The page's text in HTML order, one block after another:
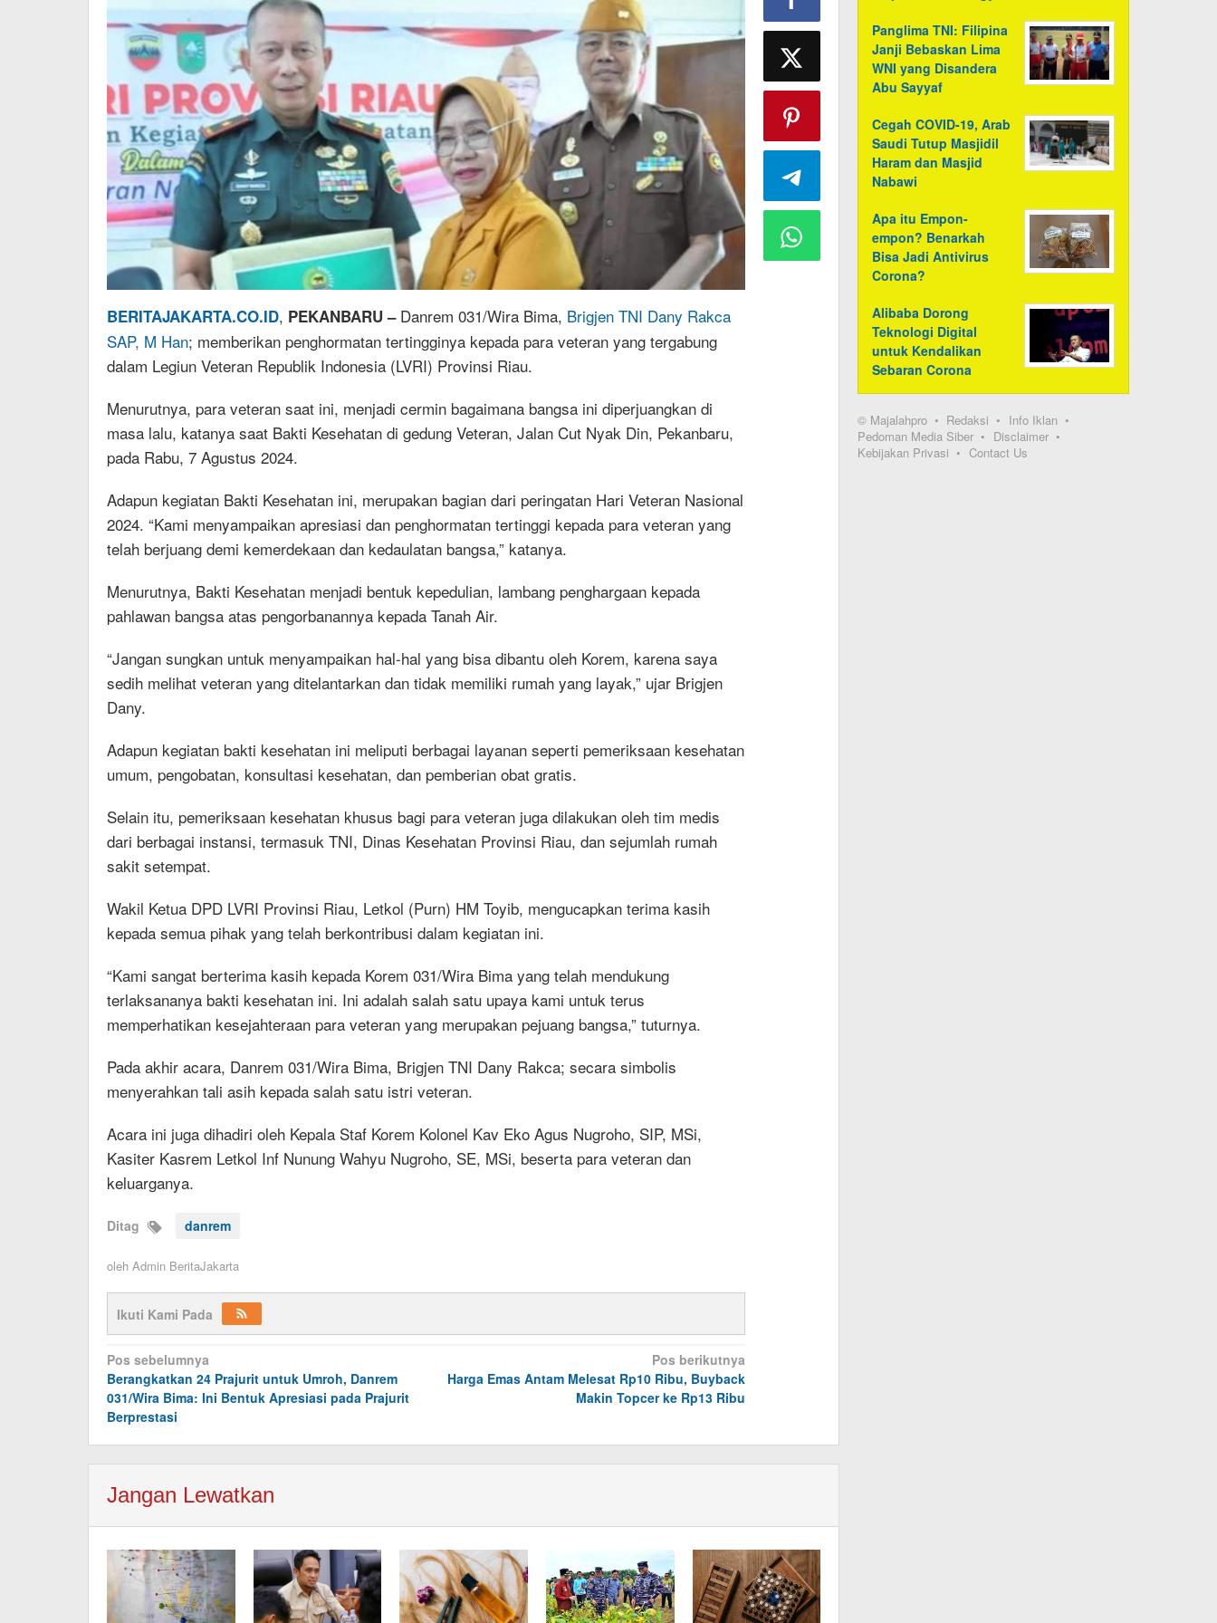
BERITAJAKARTA.CO.ID, PEKANBARU –Danrem 031/Wira Bima, Brigjen TNI Dany Rakca
SAP, M Han; memberikan penghormatan tertingginya kepada para veteran yang tergabung
dalam Legiun Veteran Republik Indonesia (LVRI) Provinsi Riau.
Menurutnya, para veteran saat ini, menjadi cermin bagaimana bangsa ini diperjuangkan di
masa lalu, katanya saat Bakti Kesehatan di gedung Veteran, Jalan Cut Nyak Din, Pekanbaru,
pada Rabu, 7 Agustus 2024.
Adapun kegiatan Bakti Kesehatan ini, merupakan bagian dari peringatan Hari Veteran Nasional
2024. “Kami menyampaikan apresiasi dan penghormatan tertinggi kepada para veteran yang
telah berjuang demi kemerdekaan dan kedaulatan bangsa,” katanya.
Menurutnya, Bakti Kesehatan menjadi bentuk kepedulian, lambang penghargaan kepada
pahlawan bangsa atas pengorbanannya kepada Tanah Air.
“Jangan sungkan untuk menyampaikan hal-hal yang bisa dibantu oleh Korem, karena saya
sedih melihat veteran yang ditelantarkan dan tidak memiliki rumah yang layak,” ujar Brigjen
Dany.
Adapun kegiatan bakti kesehatan ini meliputi berbagai layanan seperti pemeriksaan kesehatan
umum, pengobatan, konsultasi kesehatan, dan pemberian obat gratis.
Selain itu, pemeriksaan kesehatan khusus bagi para veteran juga dilakukan oleh tim medis
dari berbagai instansi, termasuk TNI, Dinas Kesehatan Provinsi Riau, dan sejumlah rumah
sakit setempat.
Wakil Ketua DPD LVRI Provinsi Riau, Letkol (Purn) HM Toyib, mengucapkan terima kasih
kepada semua pihak yang telah berkontribusi dalam kegiatan ini.
“Kami sangat berterima kasih kepada Korem 031/Wira Bima yang telah mendukung
terlaksananya bakti kesehatan ini. Ini adalah salah satu upaya kami untuk terus
memperhatikan kesejahteraan para veteran yang merupakan pejuang bangsa,” tuturnya.
Pada akhir acara, Danrem 031/Wira Bima, Brigjen TNI Dany Rakca; secara simbolis
menyerahkan tali asih kepada salah satu istri veteran.
Acara ini juga dihadiri oleh Kepala Staf Korem Kolonel Kav Eko Agus Nugroho, SIP, MSi,
Kasiter Kasrem Letkol Inf Nunung Wahyu Nugroho, SE, MSi, beserta para veteran dan
keluarganya.
Ditag danrem
oleh Admin BeritaJakarta
Ikuti Kami Pada
Navigasi
pos
Pos sebelumnya
Berangkatkan 24 Prajurit untuk Umroh, Danrem
031/Wira Bima: Ini Bentuk Apresiasi pada Prajurit
Berprestasi
Pos berikutnya
Harga Emas Antam Melesat Rp10 Ribu, Buyback
Makin Topcer ke Rp13 Ribu
Jangan Lewatkan
Panglima TNI: Filipina
Janji Bebaskan Lima
WNI yang Disandera
Abu Sayyaf
Cegah COVID-19, Arab
Saudi Tutup Masjidil
Haram dan Masjid
Nabawi
Apa itu Empon-
empon? Benarkah
Bisa Jadi Antivirus
Corona?
Alibaba Dorong
Teknologi Digital
untuk Kendalikan
Sebaran Corona
© Majalahpro Redaksi
Info Iklan
Pedoman Media Siber
Disclaimer
Kebijakan Privasi
Contact Us